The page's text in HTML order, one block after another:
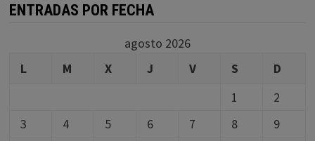
ENTRADAS POR FECHA
agosto 2026
L
M X J V S
D
1
2
3
4 5 6 7 8
9